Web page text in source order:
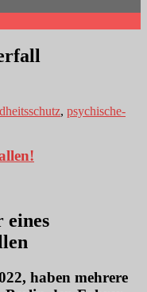
, psychische-
eines
haben mehrere